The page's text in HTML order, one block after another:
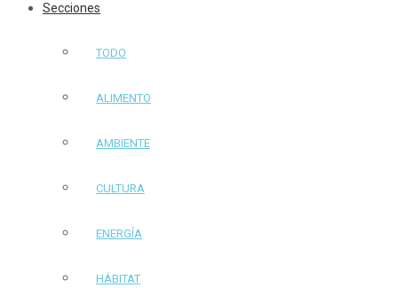
Secciones
TODO
ALIMENTO
AMBIENTE
CULTURA
ENERGÍA
HÁBITAT